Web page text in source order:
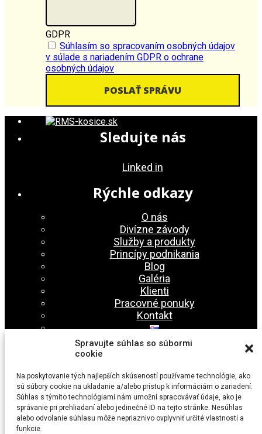
Spravujte súhlas so súbormi
cookie
Na poskytovanie tých najlepších skúseností používame technológie, ako
sú súbory cookie na ukladanie a/alebo prístup k informáciám o zariadení.
Súhlas s týmito technológiami nám umožní spracovávať údaje, ako je
správanie pri prehliadaní alebo jedinečné ID na tejto stránke. Nesúhlas
alebo odvolanie súhlasu môže nepriaznivo ovplyvniť určité vlastnosti a
funkcie.
GDPR
Súhlasím so spracovaním osobných údajov
v súlade s nariadením GDPR o ochrane
osobných údajov
Sledujte nás
Linked in
Rýchle odkazy
O nás
Divízne závody
Služby a produkty
Princípy podnikania
Blog
Galéria
Klienti
Pracovné ponuky
Kontakt
RMS Košice s.r.o.
Vstupný areál U. S. Steel
044 54